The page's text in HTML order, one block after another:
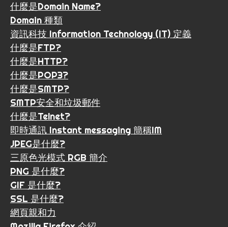
什麼是Domain Name?
Domain 種類
資訊科技 Information Technology (IT) 定義
什麼是FTP?
什麼是HTTP?
什麼是POP3?
什麼是SMTP?
SMTP安全和垃圾郵件
什麼是Telnet?
即時通訊 Instant messaging 簡稱IM
JPEG是什麼?
三原色光模式 RGB 簡介
PNG 是什麼?
GIF 是什麼?
SSL 是什麼?
網頁親和力